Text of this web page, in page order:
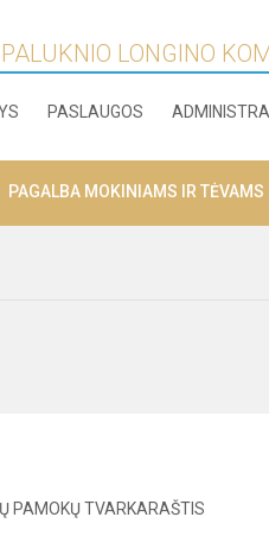
LONGINO
PASLAUGOS
PAGALBA MOKINIAMS IR TĖVAMS
PAMOKŲ TVARKARAŠTIS